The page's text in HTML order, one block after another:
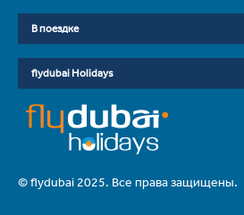
В поездке
flydubai Holidays
© flydubai 2025. Все права защищены.